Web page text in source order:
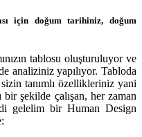
için doğum tarihiniz, doğum
tablosu oluşturuluyor ve
analiziniz yapılıyor. Tabloda
tanımlı özellikleriniz yani
şekilde çalışan, her zaman
gelelim bir Human Design